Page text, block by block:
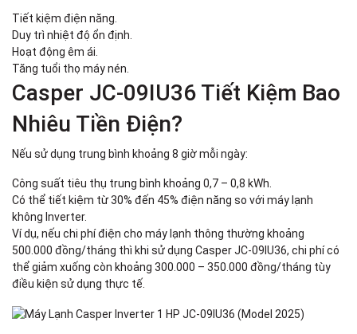
Tiết kiệm điện năng.
Duy trì nhiệt độ ổn định.
Hoạt động êm ái.
Tăng tuổi thọ máy nén.
Casper JC-09IU36 Tiết Kiệm Bao
Nhiêu Tiền Điện?
Nếu sử dụng trung bình khoảng 8 giờ mỗi ngày:
Công suất tiêu thụ trung bình khoảng 0,7 – 0,8 kWh.
Có thể tiết kiệm từ 30% đến 45% điện năng so với máy lạnh
không Inverter.
Ví dụ, nếu chi phí điện cho máy lạnh thông thường khoảng
500.000 đồng/tháng thì khi sử dụng Casper JC-09IU36, chi phí có
thể giảm xuống còn khoảng 300.000 – 350.000 đồng/tháng tùy
điều kiện sử dụng thực tế.